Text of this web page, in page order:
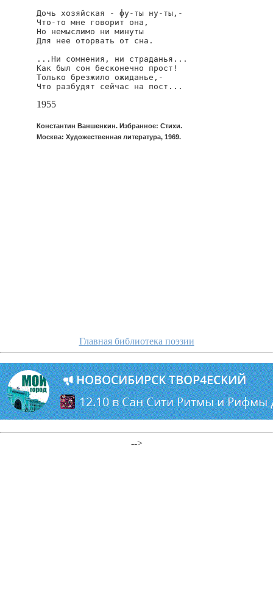
Дочь хозяйская - фу-ты ну-ты,-
Что-то мне говорит она,
Но немыслимо ни минуты
Для нее оторвать от сна.
...Ни сомнения, ни страданья...
Как был сон бесконечно прост!
Только брезжило ожиданье,-
Что разбудят сейчас на пост...
1955
Константин Ваншенкин. Избранное: Стихи.
Москва: Художественная литература, 1969.
Главная библиотека поэзии
-->